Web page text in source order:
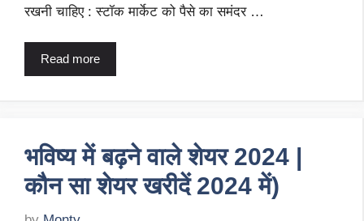
रखनी चाहिए : स्टॉक मार्केट को पैसे का समंदर …
Read more
भविष्य में बढ़ने वाले शेयर 2024 |
कौन सा शेयर खरीदें 2024 में)